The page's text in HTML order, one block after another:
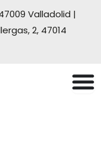
Valladolid |
2, 47014